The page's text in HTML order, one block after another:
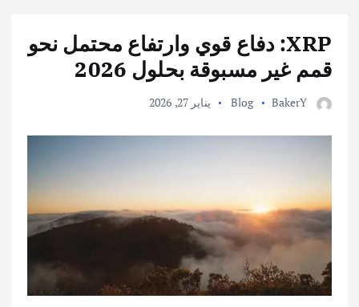
XRP: دفاع قوي وارتفاع محتمل نحو
قمم غير مسبوقة بحلول 2026
BakerY
Blog يناير 27, 2026